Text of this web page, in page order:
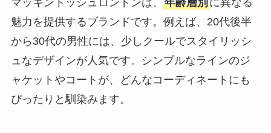
魅力を提供するブランドです。例えば、20代後半
から30代の男性には、少しクールでスタイリッシ
ュなデザインが人気です。シンプルなラインのジ
ャケットやコートが、どんなコーディネートにも
ぴったりと馴染みます。